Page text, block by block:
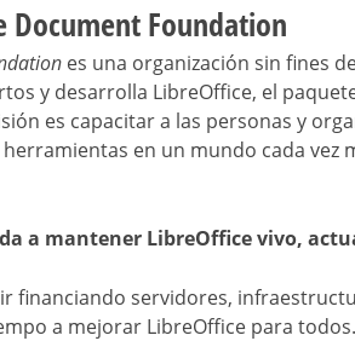
Document Foundation
es una organización sin fines
y desarrolla LibreOffice, el
es capacitar a las personas y
en un mundo cada
a mantener LibreOffice vivo,
financiando servidores,
a mejorar LibreOffice para todos.